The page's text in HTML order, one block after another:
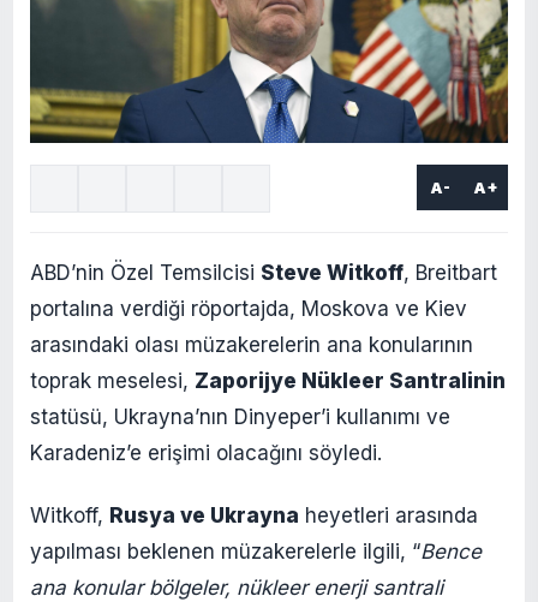
A- A+
ABD’nin Özel Temsilcisi Steve Witkoff, Breitbart
portalına verdiği röportajda, Moskova ve Kiev
arasındaki olası müzakerelerin ana konularının
toprak meselesi, Zaporijye Nükleer Santralinin
statüsü, Ukrayna’nın Dinyeper’i kullanımı ve
Karadeniz’e erişimi olacağını söyledi.
Witkoff, Rusya ve Ukrayna heyetleri arasında
yapılması beklenen müzakerelerle ilgili, “Bence
ana konular bölgeler, nükleer enerji santrali